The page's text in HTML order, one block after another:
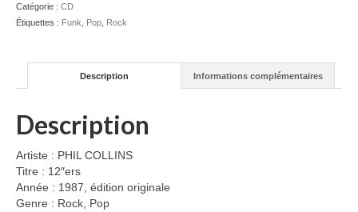
-
CD
Catégorie : CD
Étiquettes : Funk Pop Rock
Description Informations complémentaires
Description
Artiste : PHIL COLLINS
Titre : 12″ers
Année : 1987, édition originale
Genre : Rock, Pop